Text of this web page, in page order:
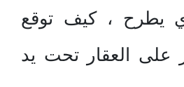
يطرح ، كيف توقع
على العقار تحت يد